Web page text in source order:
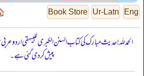
Eng
Ur-Latn
Book Store
الحمدللہ! حدیث مبارک کی کتاب السنن الكبرى للبيهقي
پیش کر دی گئی ہے۔